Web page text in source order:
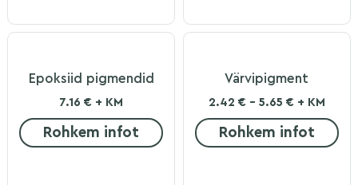
Epoksiid pigmendid
7.16 € + KM
Rohkem infot
Värvipigment
2.42 € - 5.65 € + KM
Rohkem infot